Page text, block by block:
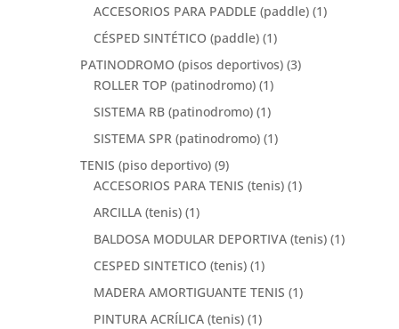
ACCESORIOS PARA PADDLE (paddle) (1)
CÉSPED SINTÉTICO (paddle) (1)
PATINODROMO (pisos deportivos) (3)
ROLLER TOP (patinodromo) (1)
SISTEMA RB (patinodromo) (1)
SISTEMA SPR (patinodromo) (1)
TENIS (piso deportivo) (9)
ACCESORIOS PARA TENIS (tenis) (1)
ARCILLA (tenis) (1)
BALDOSA MODULAR DEPORTIVA (tenis) (1)
CESPED SINTETICO (tenis) (1)
MADERA AMORTIGUANTE TENIS (1)
PINTURA ACRÍLICA (tenis) (1)